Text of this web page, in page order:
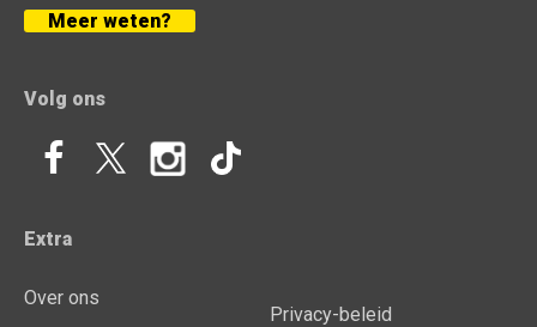
Meer weten?
Volg ons
Extra
Over ons
Privacy-beleid